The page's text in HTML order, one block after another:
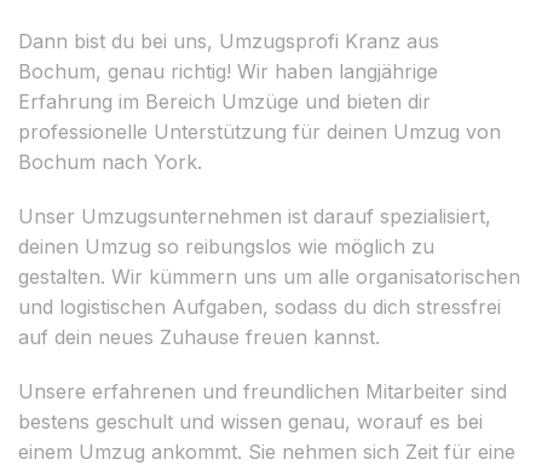
Dann bist du bei uns, Umzugsprofi Kranz aus
Bochum, genau richtig! Wir haben langjährige
Erfahrung im Bereich Umzüge und bieten dir
professionelle Unterstützung für deinen Umzug von
Bochum nach York.
Unser Umzugsunternehmen ist darauf spezialisiert,
deinen Umzug so reibungslos wie möglich zu
gestalten. Wir kümmern uns um alle organisatorischen
und logistischen Aufgaben, sodass du dich stressfrei
auf dein neues Zuhause freuen kannst.
Unsere erfahrenen und freundlichen Mitarbeiter sind
bestens geschult und wissen genau, worauf es bei
einem Umzug ankommt. Sie nehmen sich Zeit für eine